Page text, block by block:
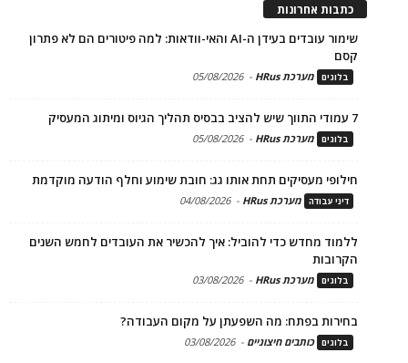
כתבות אחרונות
שימור עובדים בעידן ה-AI והאי-וודאות: למה פיטורים הם לא פתרון
קסם
בלוגים מערכת HRus -
05/08/2026
7 עמודי התווך שיש להציב בבסיס תהליך הגיוס ומיתוג המעסיק
בלוגים מערכת HRus -
05/08/2026
חילופי מעסיקים תחת אותו גג: חובת שימוע וחלף הודעה מוקדמת
דיני עבודה מערכת HRus -
04/08/2026
ללמוד מחדש כדי להוביל: איך להכשיר את העובדים לחמש השנים
הקרובות
בלוגים מערכת HRus -
03/08/2026
בחירות בפתח: מה השפעתן על מקום העבודה?
בלוגים כותבים חיצוניים -
03/08/2026